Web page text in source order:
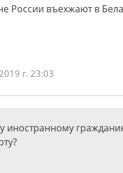
России въехжают в
г. 23:03
иностранному